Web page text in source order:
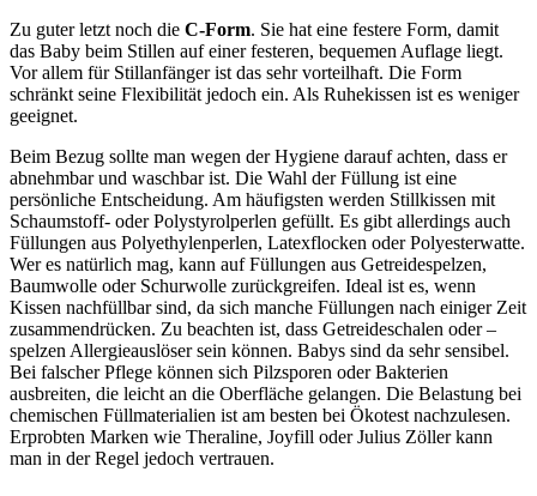
Zu guter letzt noch die C-Form. Sie hat eine festere Form, damit
das Baby beim Stillen auf einer festeren, bequemen Auflage liegt.
Vor allem für Stillanfänger ist das sehr vorteilhaft. Die Form
schränkt seine Flexibilität jedoch ein. Als Ruhekissen ist es weniger
geeignet.
Beim Bezug sollte man wegen der Hygiene darauf achten, dass er
abnehmbar und waschbar ist. Die Wahl der Füllung ist eine
persönliche Entscheidung. Am häufigsten werden Stillkissen mit
Schaumstoff- oder Polystyrolperlen gefüllt. Es gibt allerdings auch
Füllungen aus Polyethylenperlen, Latexflocken oder Polyesterwatte.
Wer es natürlich mag, kann auf Füllungen aus Getreidespelzen,
Baumwolle oder Schurwolle zurückgreifen. Ideal ist es, wenn
Kissen nachfüllbar sind, da sich manche Füllungen nach einiger Zeit
zusammendrücken. Zu beachten ist, dass Getreideschalen oder –
spelzen Allergieauslöser sein können. Babys sind da sehr sensibel.
Bei falscher Pflege können sich Pilzsporen oder Bakterien
ausbreiten, die leicht an die Oberfläche gelangen. Die Belastung bei
chemischen Füllmaterialien ist am besten bei Ökotest nachzulesen.
Erprobten Marken wie Theraline, Joyfill oder Julius Zöller kann
man in der Regel jedoch vertrauen.